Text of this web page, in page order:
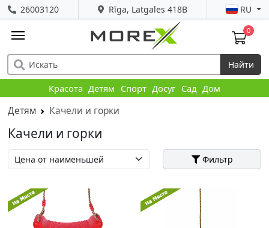
Rīga, Latgales 418B
26003120 RU
0
Найти
Красота Детям Спорт Досуг Сад Дом
Детям Качели и горки
Качели и горки
Фильтр